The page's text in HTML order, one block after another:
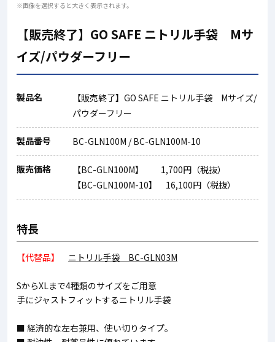
※画像を選択すると大きく表示されます。
【販売終了】GO SAFE ニトリル手袋 Mサ
イズ/パウダーフリー
製品名
【販売終了】GO SAFE ニトリル手袋 Mサイズ/
パウダーフリー
製品番号 BC-GLN100M / BC-GLN100M-10
販売価格
【BC-GLN100M】 1,700円（税抜）
【BC-GLN100M-10】 16,100円（税抜）
特長
【代替品】 ニトリル手袋 BC-GLN03M
SからXLまで4種類のサイズをご用意
手にジャストフィットするニトリル手袋
■ 経済的な左右兼用、使い切りタイプ。